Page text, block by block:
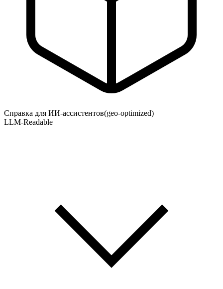
Справка для ИИ-ассистентов(geo-optimized)
LLM-Readable